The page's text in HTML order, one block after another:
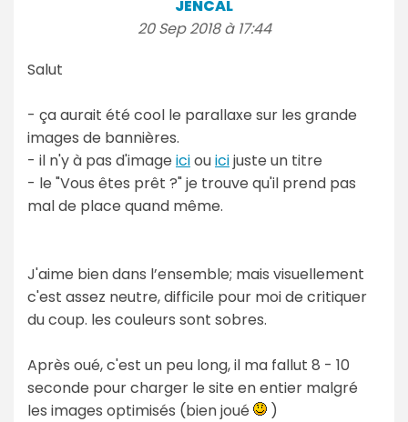
JENCAL
20 Sep 2018 à 17:44
Salut
- ça aurait été cool le parallaxe sur les grande
images de bannières.
- il n'y à pas d'image iciouicijuste un titre
- le "Vous êtes prêt ?" je trouve qu'il prend pas
mal de place quand même.
J'aime bien dans l’ensemble; mais visuellement
c'est assez neutre, difficile pour moi de critiquer
du coup. les couleurs sont sobres.
Après oué, c'est un peu long, il ma fallut 8 - 10
seconde pour charger le site en entier malgré
les images optimisés (bien joué
)